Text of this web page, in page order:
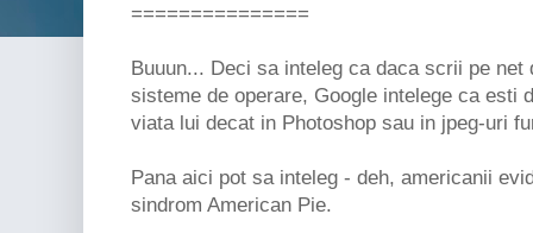
===============
Buuun... Deci sa inteleg ca daca scrii pe net
sisteme de operare, Google intelege ca esti
viata lui decat in Photoshop sau in jpeg-uri
Pana aici pot sa inteleg - deh, americanii
sindrom American Pie.